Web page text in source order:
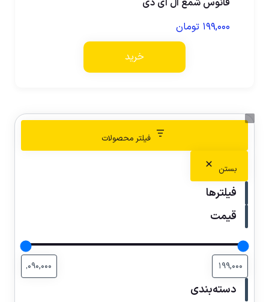
فانوس شمع ال ای دی
۱۹۹,۰۰۰ تومان
خرید
فیلتر محصولات
بستن
فیلترها
قیمت
دسته‌بندی